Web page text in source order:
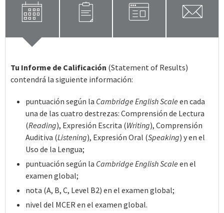
calendar clipboard window mail
Tu Informe de Calificación (Statement of Results)
contendrá la siguiente información:
puntuación según la Cambridge English Scale en cada
una de las cuatro destrezas: Comprensión de Lectura
(Reading), Expresión Escrita (Writing), Comprensión
Auditiva (Listening), Expresión Oral (Speaking) y en el
Uso de la Lengua;
puntuación según la Cambridge English Scale en el
examen global;
nota (A, B, C, Level B2) en el examen global;
nivel del MCER en el examen global.